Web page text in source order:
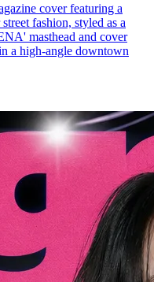
cover featuring a
fashion, styled as a
masthead and cover
a high-angle downtown